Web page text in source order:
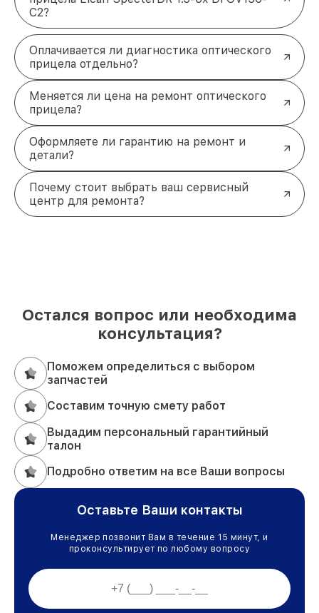
C2?
Оплачивается ли диагностика оптического
прицела отдельно?
Меняется ли цена на ремонт оптического
прицела?
Оформляете ли гарантию на ремонт и
детали?
Почему стоит выбрать ваш сервисный
центр для ремонта?
Остался вопрос или необходима
консультация?
Поможем определиться с выбором
запчастей
Составим точную смету работ
Выдадим персональный гарантийный
талон
Подробно ответим на все Ваши вопросы
Оставьте Ваши контакты
Менеджер позвонит Вам в течение 15 минут, и
проконсультирует по любому вопросу